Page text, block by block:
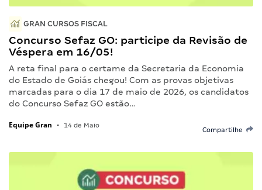
GRAN CURSOS FISCAL
Concurso Sefaz GO: participe da Revisão de
Véspera em 16/05!
A reta final para o certame da Secretaria da Economia
do Estado de Goiás chegou! Com as provas objetivas
marcadas para o dia 17 de maio de 2026, os candidatos
do Concurso Sefaz GO estão…
Equipe Gran • 14 de Maio
Compartilhe